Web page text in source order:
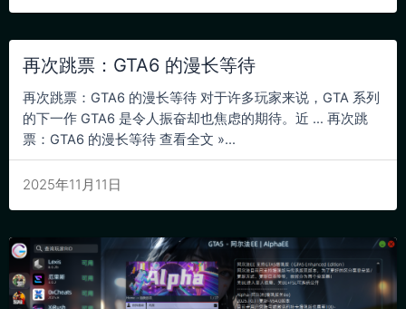
再次跳票：GTA6 的漫长等待
2025年11月11日
再次跳票：GTA6 的漫长等待 对于许多玩家来说，GTA 系列
的下一作 GTA6 是令人振奋却也焦虑的期待。近 … 再次跳
票：GTA6 的漫长等待 查看全文 »...